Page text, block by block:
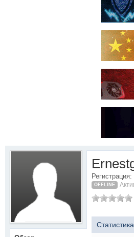
OFFLINE
Статистика